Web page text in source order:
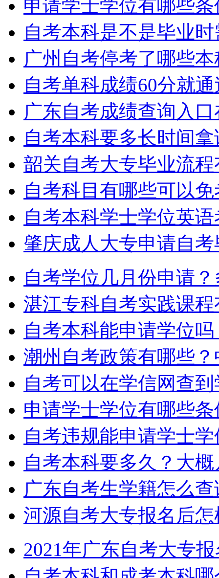
申请学士学位有哪些条
自考本科是不是毕业
广州自考停考了哪些
自考单科成绩60分就
广东自考成绩查询入
自考本科要多长时间
韶关自考大专毕业流
自考科目有哪些可以
自考本科学士学位英
肇庆成人大专申请自
自考学位几月份申请
湛江专科自考实践课
自考本科能申请学位吗
潮州自考政策有哪些
自考可以在学信网查
申请学士学位有哪些条
自考违规能申请学士
自考本科要多久？大
广东自考生学籍怎么
河源自考大专报名后
2021年广东自考大专